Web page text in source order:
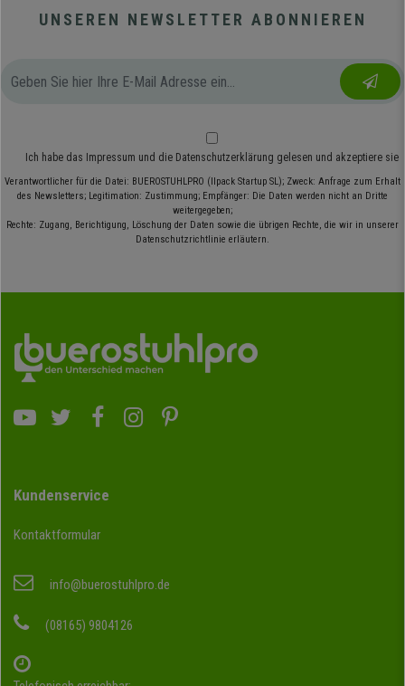
UNSEREN NEWSLETTER ABONNIEREN
Ich habe das Impressum und die Datenschutzerklärung gelesen und akzeptiere sie
Verantwortlicher für die Datei: BUEROSTUHLPRO (Ilpack Startup SL); Zweck: Anfrage zum Erhalt
des Newsletters; Legitimation: Zustimmung; Empfänger: Die Daten werden nicht an Dritte
weitergegeben;
Rechte: Zugang, Berichtigung, Löschung der Daten sowie die übrigen Rechte, die wir in unserer
Datenschutzrichtlinie erläutern.
Kundenservice
Kontaktformular
info@buerostuhlpro.de
(08165) 9804126